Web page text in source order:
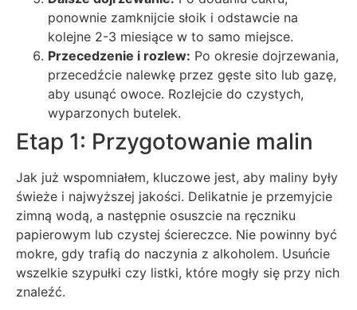
ponownie zamknijcie słoik i odstawcie na
kolejne 2-3 miesiące w to samo miejsce.
Przecedzenie i rozlew: Po okresie dojrzewania,
przecedźcie nalewkę przez gęste sito lub gazę,
aby usunąć owoce. Rozlejcie do czystych,
wyparzonych butelek.
Etap 1: Przygotowanie malin
Jak już wspomniałem, kluczowe jest, aby maliny były
świeże i najwyższej jakości. Delikatnie je przemyjcie
zimną wodą, a następnie osuszcie na ręczniku
papierowym lub czystej ściereczce. Nie powinny być
mokre, gdy trafią do naczynia z alkoholem. Usuńcie
wszelkie szypułki czy listki, które mogły się przy nich
znaleźć.